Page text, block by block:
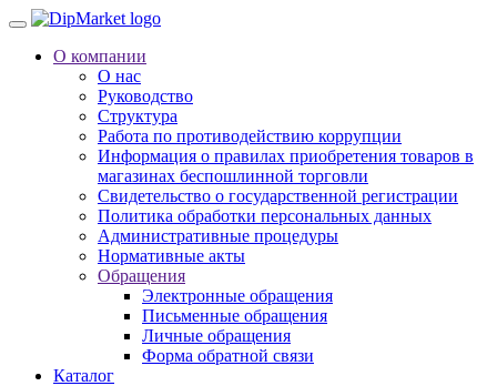
О компании
О нас
Руководство
Структура
Работа по противодействию коррупции
Информация о правилах приобретения товаров в
магазинах беспошлинной торговли
Свидетельство о государственной регистрации
Политика обработки персональных данных
Административные процедуры
Нормативные акты
Обращения
Электронные обращения
Письменные обращения
Личные обращения
Форма обратной связи
Каталог